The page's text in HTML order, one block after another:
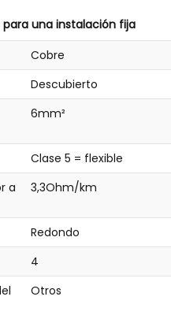
para una instalación fija
Cobre
Descubierto
6mm²
Clase 5 = flexible
a
3,3Ohm/km
Redondo
4
Otros